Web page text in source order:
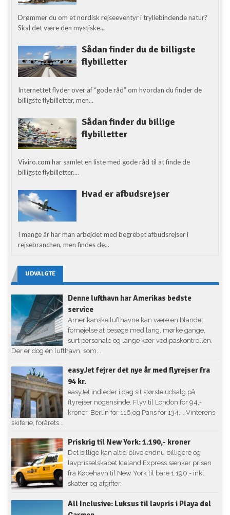
Drømmer du om et nordisk rejseeventyr i tryllebindende natur?
Skal det være den mystiske...
Sådan finder du de billigste
flybilletter
Internettet flyder over af “gode råd” om hvordan du finder de
billigste flybilletter, men...
Sådan finder du billige
flybilletter
Viviro.com har samlet en liste med gode råd til at finde de
billigste flybilletter....
Hvad er afbudsrejser
I mange år har man arbejdet med begrebet afbudsrejser i
rejsebranchen, men findes de...
UDVALGTE
Denne lufthavn har Amerikas bedste
service
Amerikanske lufthavne kan være en blandet
fornøjelse at besøge med lang, mørke gange,
surt personale og lange køer ved paskontrollen.
Der er dog én lufthavn, som...
easyJet fejrer det nye år med flyrejser fra
94 kr.
easyJet indleder i dag sit største udsalg på
flyrejser nogensinde. Flyv til London for 94,-
kroner, Berlin for 116 og Paris for 134,-. Vinterens
skiferie, forårets...
Priskrig til New York: 1.190,- kroner
Det billige kan altid blive endnu billigere og
lavprisselskabet Iceland Express sænker prisen
fra Købehavn til New York til bare 1.190,- inkl.
skatter og afgifter.
All Inclusive: Luksus til lavpris i Playa del